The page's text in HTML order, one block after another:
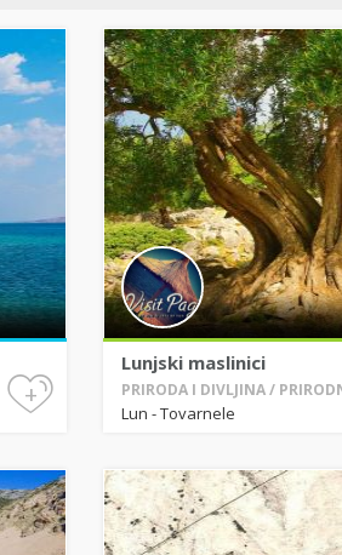
+
Lunjski maslinici
PRIRODA I DIVLJINA /
Lun - Tovarnele